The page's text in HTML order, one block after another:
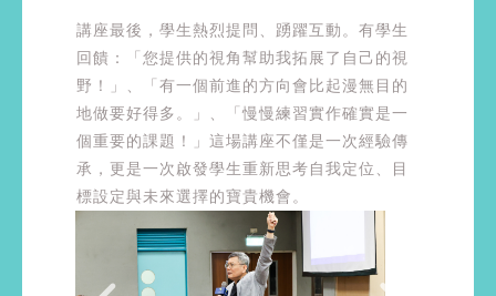
講座最後，學生熱烈提問、踴躍互動。有學生
回饋：「您提供的視角幫助我拓展了自己的視
野！」、「有一個前進的方向會比起漫無目的
地做要好得多。」、「慢慢練習實作確實是一
個重要的課題！」這場講座不僅是一次經驗傳
承，更是一次啟發學生重新思考自我定位、目
標設定與未來選擇的寶貴機會。